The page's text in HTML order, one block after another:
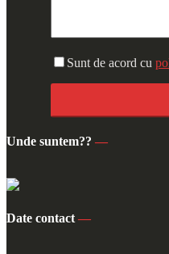
Sunt de acord cu
Unde suntem?? —
Date contact —